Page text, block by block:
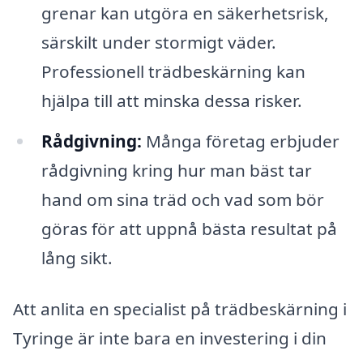
grenar kan utgöra en säkerhetsrisk,
särskilt under stormigt väder.
Professionell trädbeskärning kan
hjälpa till att minska dessa risker.
Rådgivning: Många företag erbjuder
rådgivning kring hur man bäst tar
hand om sina träd och vad som bör
göras för att uppnå bästa resultat på
lång sikt.
Att anlita en specialist på trädbeskärning i
Tyringe är inte bara en investering i din